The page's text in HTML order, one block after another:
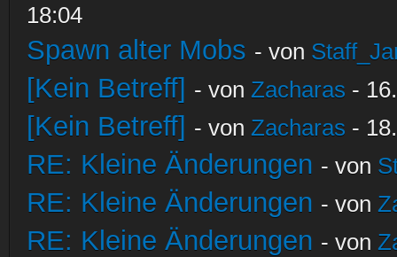
18:04
Spawn alter Mobs - von
[Kein Betreff] - von Zacharas -
[Kein Betreff] - von Zacharas -
RE: Kleine Änderungen - von
RE: Kleine Änderungen - von
RE: Kleine Änderungen - von